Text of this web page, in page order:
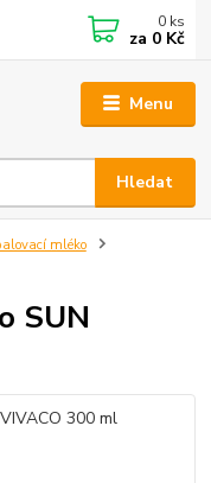
Menu
Hledat
0 ks
za 0 Kč
mléko
SUN